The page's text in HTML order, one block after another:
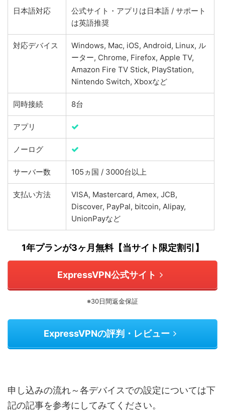
日本語対応
公式サイト・アプリは日本語 / サポート
は英語推奨
対応デバイス
Windows, Mac, iOS, Android, Linux, ル
ーター, Chrome, Firefox, Apple TV,
Amazon Fire TV Stick, PlayStation,
Nintendo Switch, Xboxなど
同時接続 8台
アプリ
ノーログ
サーバー数 105ヵ国 / 3000台以上
支払い方法
VISA, Mastercard, Amex, JCB,
Discover, PayPal, bitcoin, Alipay,
UnionPayなど
1年プランが3ヶ月無料【当サイト限定割引】
ExpressVPN公式サイト
※30日間返金保証
ExpressVPNの評判・レビュー
申し込みの流れ～各デバイスでの設定については下
記の記事を参考にしてみてください。